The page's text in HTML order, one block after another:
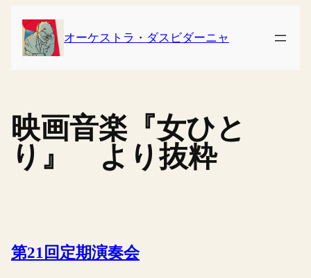
プ
オーケストラ・ダスビダーニャ
映画音楽『女ひと
り』 より抜粋
第21回定期演奏会